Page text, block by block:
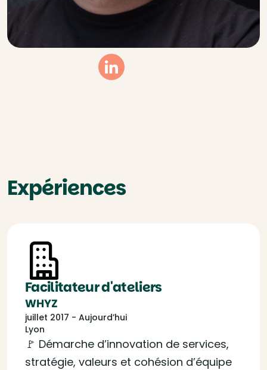
Linkedin
Expériences
Facilitateur d'ateliers
WHYZ
juillet 2017 - Aujourd’hui
Lyon
🚩 Démarche d’innovation de services,
stratégie, valeurs et cohésion d’équipe